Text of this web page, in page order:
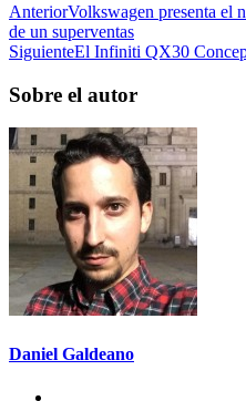
AnteriorVolkswagen presenta el
de un superventas
SiguienteEl Infiniti QX30
Sobre el autor
Daniel Galdeano